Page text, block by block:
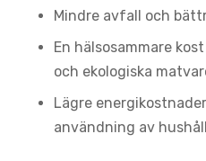
Mindre avfall och
En hälsosammare
och ekologiska
Lägre
användning av